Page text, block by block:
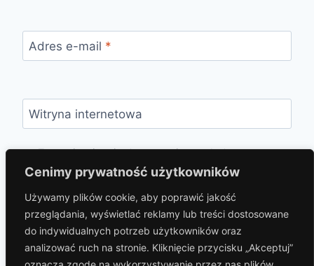
Cenimy prywatność użytkowników
Używamy plików cookie, aby poprawić jakość
przeglądania, wyświetlać reklamy lub treści dostosowane
do indywidualnych potrzeb użytkowników oraz
analizować ruch na stronie. Kliknięcie przycisku „Akceptuj”
Adres e-mail *
Witryna internetowa
Zapamiętaj moje dane w tej przeglądarce
podczas pisania kolejnych komentarzy.